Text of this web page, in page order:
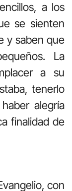
a los
se sienten
y saben que
La
a su
tenerlo
alegría
finalidad de
con